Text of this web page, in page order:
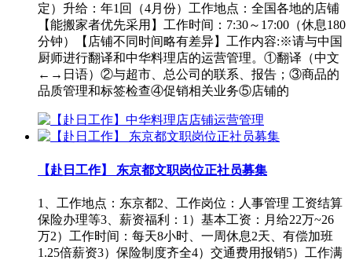
定）升给：年1回（4月份）工作地点：全国各地的店铺
【能搬家者优先采用】工作时间：7:30～17:00（休息180
分钟）【店铺不同时间略有差异】工作内容:※请与中国
厨师进行翻译和中华料理店的运营管理。①翻译（中文
←→日语）②与超市、总公司的联系、报告；③商品的
品质管理和标签检查④促销相关业务⑤店铺的
【赴日工作】 东京都文职岗位正社员募集
1、工作地点：东京都2、工作岗位：人事管理 工资结算
保险办理等3、薪资福利：1）基本工资：月给22万~26
万2）工作时间：每天8小时、一周休息2天、有偿加班
1.25倍薪资3）保险制度齐全4）交通费用报销5）工作满